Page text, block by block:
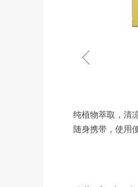
ꁆ
纯植物萃取，清
随身携带，使用